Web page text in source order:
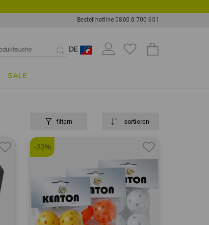
Bestellhotline 0800 0 700 601
DE
SALE
filtern sortieren
-33%